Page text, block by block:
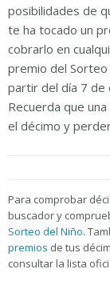
posibilidades de
te ha tocado un
cobrarlo en
premio del
partir del día 7 de
Recuerda que
el décimo y
Para comprobar
buscador y
Sorteo del Niño.
premios de tus
consultar la lista